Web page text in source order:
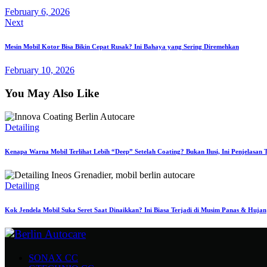
February 6, 2026
Next
Mesin Mobil Kotor Bisa Bikin Cepat Rusak? Ini Bahaya yang Sering Diremehkan
February 10, 2026
You May Also Like
Detailing
Kenapa Warna Mobil Terlihat Lebih “Deep” Setelah Coating? Bukan Ilusi, Ini Penjelasan
Detailing
Kok Jendela Mobil Suka Seret Saat Dinaikkan? Ini Biasa Terjadi di Musim Panas & Hujan
SONAX CC